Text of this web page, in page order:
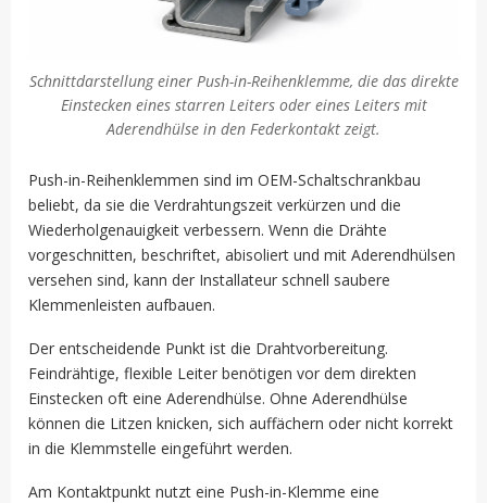
Schnittdarstellung einer Push-in-Reihenklemme, die das direkte
Einstecken eines starren Leiters oder eines Leiters mit
Aderendhülse in den Federkontakt zeigt.
Push-in-Reihenklemmen sind im OEM-Schaltschrankbau
beliebt, da sie die Verdrahtungszeit verkürzen und die
Wiederholgenauigkeit verbessern. Wenn die Drähte
vorgeschnitten, beschriftet, abisoliert und mit Aderendhülsen
versehen sind, kann der Installateur schnell saubere
Klemmenleisten aufbauen.
Der entscheidende Punkt ist die Drahtvorbereitung.
Feindrähtige, flexible Leiter benötigen vor dem direkten
Einstecken oft eine Aderendhülse. Ohne Aderendhülse
können die Litzen knicken, sich auffächern oder nicht korrekt
in die Klemmstelle eingeführt werden.
Am Kontaktpunkt nutzt eine Push-in-Klemme eine